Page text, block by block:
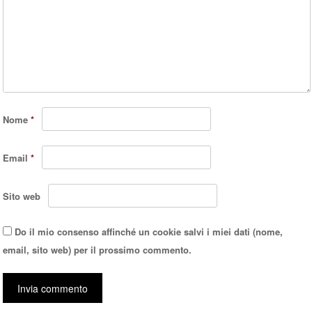
Nome*
Email*
Sito web
Do il mio consenso affinché un cookie salvi i miei dati (nome,
email, sito web) per il prossimo commento.